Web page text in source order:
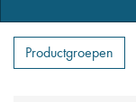
Productgroepen